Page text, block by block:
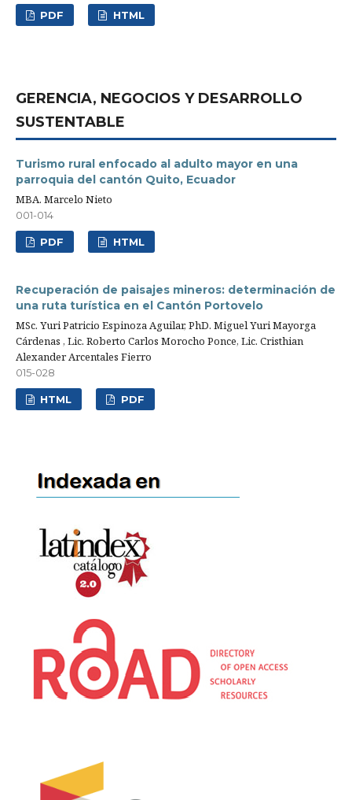
PDF HTML
GERENCIA, NEGOCIOS Y DESARROLLO
SUSTENTABLE
Turismo rural enfocado al adulto mayor en una
parroquia del cantón Quito, Ecuador
MBA. Marcelo Nieto
001-014
PDF HTML
Recuperación de paisajes mineros: determinación de
una ruta turística en el Cantón Portovelo
MSc. Yuri Patricio Espinoza Aguilar, PhD. Miguel Yuri Mayorga
Cárdenas , Lic. Roberto Carlos Morocho Ponce, Lic. Cristhian
Alexander Arcentales Fierro
015-028
HTML PDF